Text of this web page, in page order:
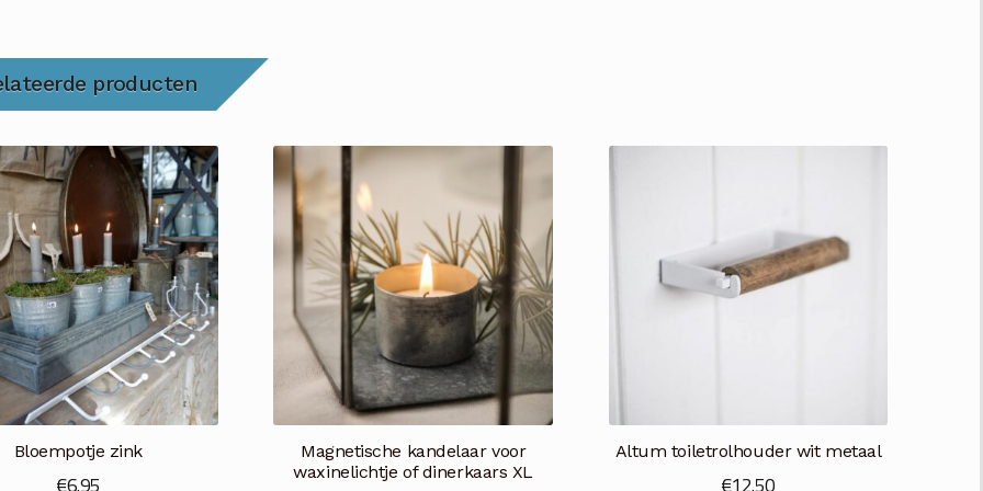
producten
Bloempotje zink
Magnetische kandelaar voor
waxinelichtje of dinerkaars XL
Altum toiletrolhouder wit metaal